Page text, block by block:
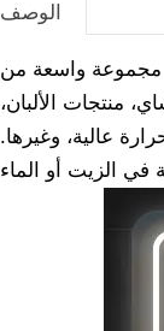
الوصف
مجموعة واسعة من
منتجات الألبان،
عالية، وغيرها.